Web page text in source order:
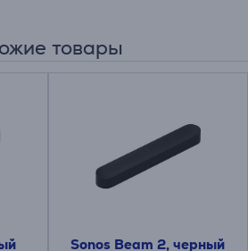
товары
Sonos Beam 2, черный